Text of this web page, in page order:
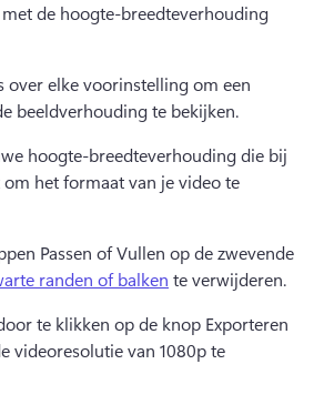
de hoogte-breedteverhouding
over elke voorinstelling om een
beeldverhouding te bekijken.
hoogte-breedteverhouding die bij
het formaat van je video te
Passen of Vullen op de zwevende
randen of balken te verwijderen.
te klikken op de knop Exporteren
videoresolutie van 1080p te